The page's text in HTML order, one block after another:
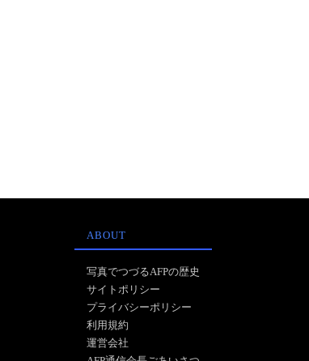
ABOUT
写真でつづるAFPの歴史
サイトポリシー
プライバシーポリシー
利用規約
運営会社